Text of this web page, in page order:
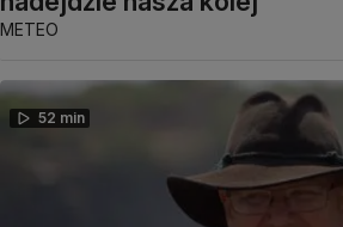
METEO
52 min